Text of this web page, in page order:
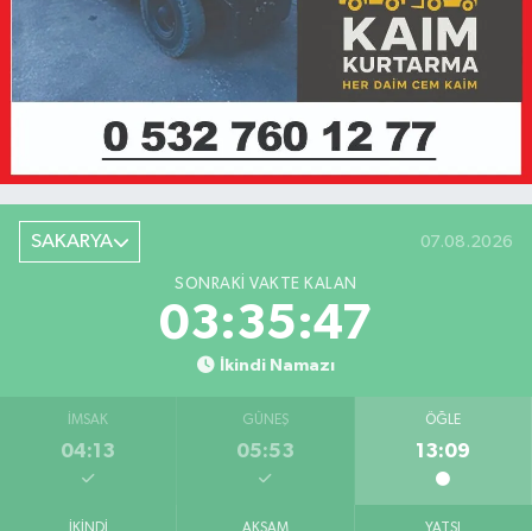
SAKARYA 07.08.2026
SONRAKI VAKTE KALAN
03:35:47
İkindi Namazı
İMSAK
04:13
GÜNEŞ
05:53
ÖĞLE
13:09